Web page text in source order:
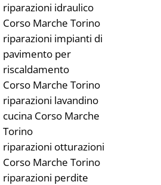
riparazioni idraulico
Corso Marche Torino
riparazioni impianti di
pavimento per
riscaldamento
Corso Marche Torino
riparazioni lavandino
cucina Corso Marche
Torino
riparazioni otturazioni
Corso Marche Torino
riparazioni perdite